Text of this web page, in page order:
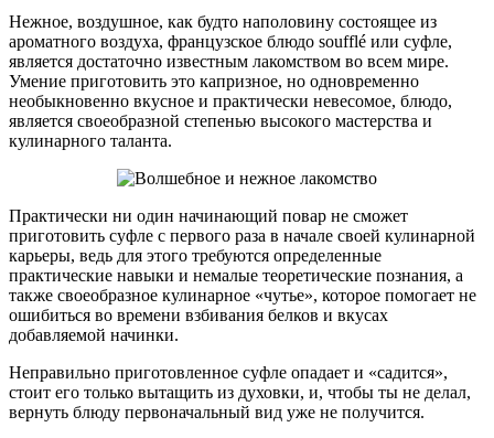
Нежное, воздушное, как будто наполовину состоящее из
ароматного воздуха, французское блюдо soufflé или суфле,
является достаточно известным лакомством во всем мире.
Умение приготовить это капризное, но одновременно
необыкновенно вкусное и практически невесомое, блюдо,
является своеобразной степенью высокого мастерства и
кулинарного таланта.
Практически ни один начинающий повар не сможет
приготовить суфле с первого раза в начале своей кулинарной
карьеры, ведь для этого требуются определенные
практические навыки и немалые теоретические познания, а
также своеобразное кулинарное «чутье», которое помогает не
ошибиться во времени взбивания белков и вкусах
добавляемой начинки.
Неправильно приготовленное суфле опадает и «садится»,
стоит его только вытащить из духовки, и, чтобы ты не делал,
вернуть блюду первоначальный вид уже не получится.